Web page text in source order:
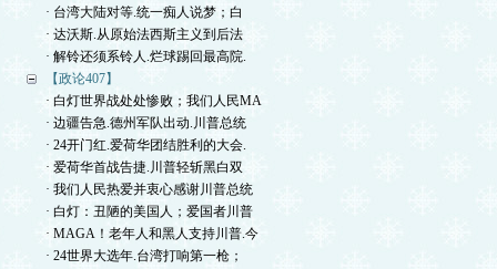
· 台湾大陆对等.统一痴人说梦；白
· 达沃斯.从原始法西斯主义到后法
· 解铃还须系铃人.烂球踢回最高院.
【政论407】
· 白灯世界战处处惨败；我们人民MA
· 边疆告急.德州军队出动.川普总统
· 24开门红.爱荷华团结胜利的大会.
· 爱荷华首战告捷.川普轻斩黑白双
· 我们人民热爱并衷心感谢川普总统
· 白灯：丑陋的美国人；爱国者川普
· MAGA！老年人和黑人支持川普.今
· 24世界大选年.台湾打响第一枪；